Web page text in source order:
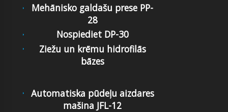
Mehānisko galdašu prese PP-
28
Nospiediet DP-30
Ziežu un krēmu hidrofilās
bāzes
Automatiska pūdeļu aizdares
mašina JFL-12